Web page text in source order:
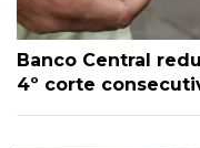
Banco Central
4º corte